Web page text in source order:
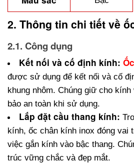
15,500₫
30*80mm
30*70mm
13,700₫
30*35mm
11,600₫
38*60mm
16,500₫
2. Thông tin chi tiết về
2.1. Công dụng
Kết nối và cố định kính:
được sử dụng để kết nối và cố
khung nhôm. Chúng giữ cho
bảo an toàn khi sử dụng.
Lắp đặt cầu thang kính:
kính, ốc chân kính inox đóng vai
việc gắn kính vào bậc thang.
trúc vững chắc và đẹp mắt.